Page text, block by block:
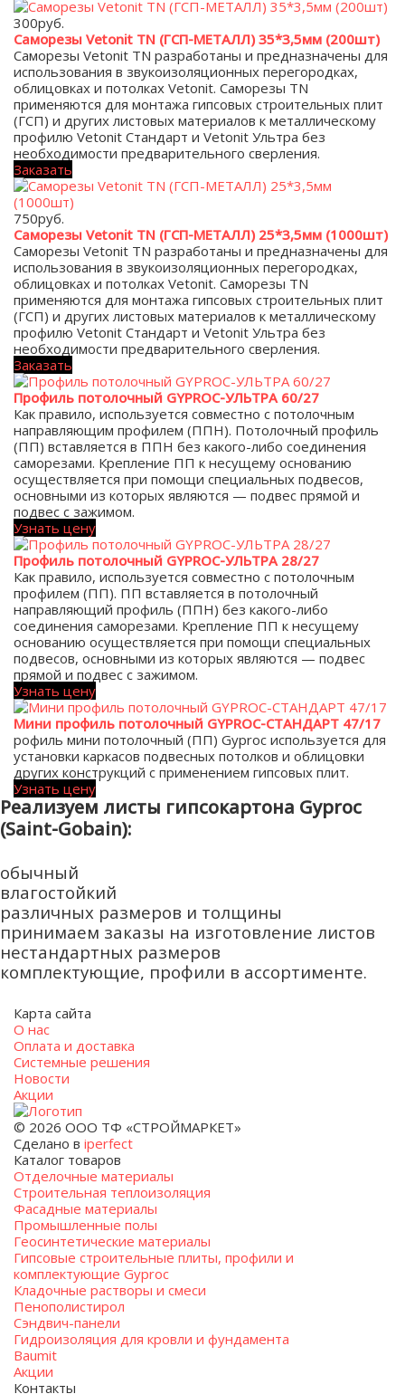
300руб.
Саморезы Vetonit TN (ГСП-МЕТАЛЛ) 35*3,5мм (200шт)
Саморезы Vetonit TN разработаны и предназначены для
использования в звукоизоляционных перегородках,
облицовках и потолках Vetonit. Саморезы TN
применяются для монтажа гипсовых строительных плит
(ГСП) и других листовых материалов к металлическому
профилю Vetonit Стандарт и Vetonit Ультра без
необходимости предварительного сверления.
Заказать
750руб.
Саморезы Vetonit TN (ГСП-МЕТАЛЛ) 25*3,5мм (1000шт)
Саморезы Vetonit TN разработаны и предназначены для
использования в звукоизоляционных перегородках,
облицовках и потолках Vetonit. Саморезы TN
применяются для монтажа гипсовых строительных плит
(ГСП) и других листовых материалов к металлическому
профилю Vetonit Стандарт и Vetonit Ультра без
необходимости предварительного сверления.
Заказать
Профиль потолочный GYPROC-УЛЬТРА 60/27
Как правило, используется совместно с потолочным
направляющим профилем (ППН). Потолочный профиль
(ПП) вставляется в ППН без какого-либо соединения
саморезами. Крепление ПП к несущему основанию
осуществляется при помощи специальных подвесов,
основными из которых являются — подвес прямой и
подвес с зажимом.
Узнать цену
Профиль потолочный GYPROC-УЛЬТРА 28/27
Как правило, используется совместно с потолочным
профилем (ПП). ПП вставляется в потолочный
направляющий профиль (ППН) без какого-либо
соединения саморезами. Крепление ПП к несущему
основанию осуществляется при помощи специальных
подвесов, основными из которых являются — подвес
прямой и подвес с зажимом.
Узнать цену
Мини профиль потолочный GYPROC-СТАНДАРТ 47/17
рофиль мини потолочный (ПП) Gyproc используется для
установки каркасов подвесных потолков и облицовки
других конструкций с применением гипсовых плит.
Узнать цену
Реализуем листы гипсокартона Gyproc
(Saint-Gobain):
обычный
влагостойкий
различных размеров и толщины
принимаем заказы на изготовление листов
нестандартных размеров
комплектующие, профили в ассортименте.
Карта сайта
О нас
Оплата и доставка
Системные решения
Новости
Акции
© 2026 ООО ТФ «СТРОЙМАРКЕТ»
Сделано в iperfect
Каталог товаров
Отделочные материалы
Строительная теплоизоляция
Фасадные материалы
Промышленные полы
Геосинтетические материалы
Гипсовые строительные плиты, профили и
комплектующие Gyproc
Кладочные растворы и смеси
Пенополистирол
Сэндвич-панели
Гидроизоляция для кровли и фундамента
Baumit
Акции
Контакты